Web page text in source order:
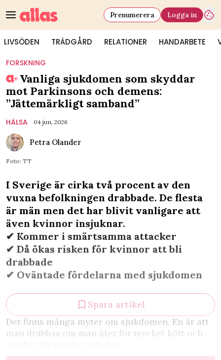
LIVSÖDEN TRÄDGÅRD RELATIONER HANDARBETE
Prenumerera Logga in
FORSKNING
Vanliga sjukdomen som skyddar
mot Parkinsons och demens:
”Jättemärkligt samband”
HÄLSA 04 jun, 2026
Petra Olander
Foto: TT
I Sverige är cirka två procent av den
vuxna befolkningen drabbade. De flesta
är män men det har blivit vanligare att
även kvinnor insjuknar.
✔︎ Kommer i smärtsamma attacker
✔︎ Då ökas risken för kvinnor att bli
drabbade
✔︎ Oväntade fördelarna med sjukdomen
Spara artikel
Det finns många myter om sjukdomen. En är att
man drabbas om man äter för mycket kött och